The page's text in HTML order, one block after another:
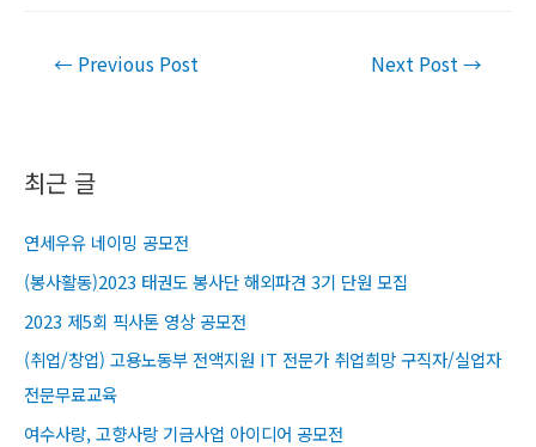
최근 글
연세우유 네이밍 공모전
(봉사활동)2023 태권도 봉사단 해외파견 3기 단원 모집
2023 제5회 픽사톤 영상 공모전
(취업/창업) 고용노동부 전액지원 IT 전문가 취업희망 구직자/실업자
전문무료교육​
여수사랑, 고향사랑 기금사업 아이디어 공모전
Post
← Previous Post Next Post →